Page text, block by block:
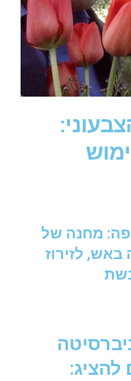
מחנה של
באש, לזירוז